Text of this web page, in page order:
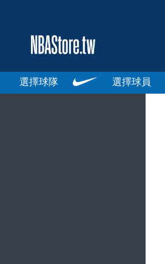
選擇球隊 選擇球員